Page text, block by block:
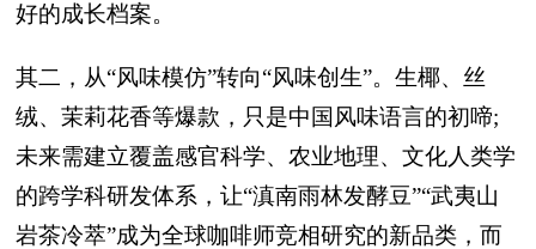
好的成长档案。
其二，从“风味模仿”转向“风味创生”。生椰、丝
绒、茉莉花香等爆款，只是中国风味语言的初啼;
未来需建立覆盖感官科学、农业地理、文化人类学
的跨学科研发体系，让“滇南雨林发酵豆”“武夷山
岩茶冷萃”成为全球咖啡师竞相研究的新品类，而